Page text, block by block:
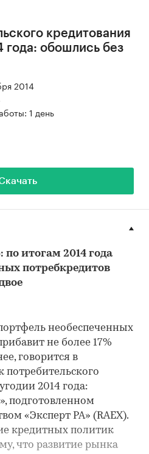
кредитования
года: обошлись без
2014
1 день
по итогам 2014 года
потребкредитов
необеспеченных
не более 17%
говорится в
потребительского
2014 года:
подготовленном
«Эксперт РА» (RAEX).
кредитных политик
что развитие рынка